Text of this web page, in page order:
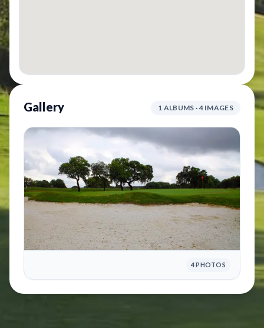
Gallery 1 ALBUMS · 4 IMAGES
4 PHOTOS